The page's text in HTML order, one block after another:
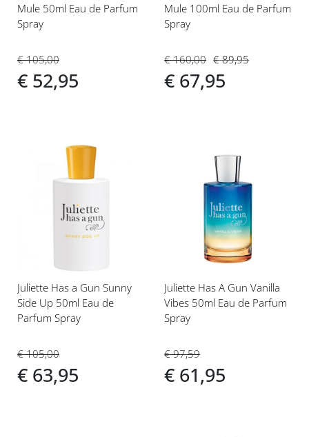
Mule 50ml Eau de Parfum
Spray
€ 105,00
€ 52,95
Mule 100ml Eau de Parfum
Spray
€ 160,00
€ 67,95
€ 89,95
Voeg
verlanglijst
Juliette Has a Gun Sunny
Side Up 50ml Eau de
Parfum Spray
€ 105,00
€ 63,95
verlanglijst
Juliette Has A Gun Vanilla
Vibes 50ml Eau de Parfum
Spray
€ 97,59
€ 61,95